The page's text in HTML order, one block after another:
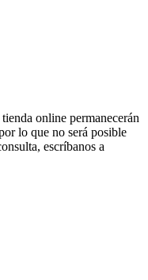
online permanecerán
lo que no será posible
escríbanos a